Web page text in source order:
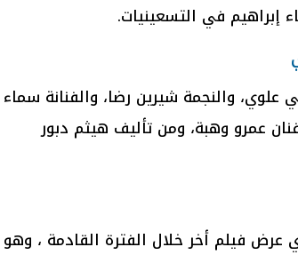
إبراهيم في التسعينيات.
والنجمة شيرين رضا، والفنانة سماء
عمرو وهبة، ومن تأليف هيثم دبور
عرض فيلم أخر خلال الفترة القادمة ، وهو